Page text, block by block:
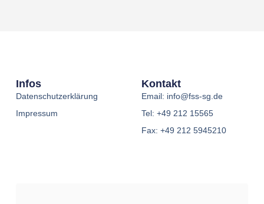
Infos
Datenschutzerklärung
Impressum
Kontakt
Email: info@fss-sg.de
Tel: +49 212 15565
Fax: +49 212 5945210